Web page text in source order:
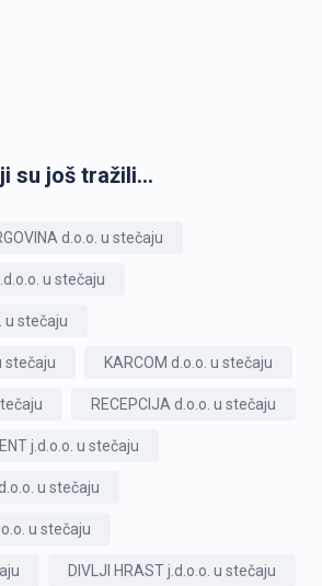
su još tražili...
d.o.o. u stečaju
u stečaju
u stečaju
stečaju KARCOM d.o.o. u stečaju
RECEPCIJA d.o.o. u stečaju
j.d.o.o. u stečaju
u stečaju
u stečaju
DIVLJI HRAST j.d.o.o. u stečaju